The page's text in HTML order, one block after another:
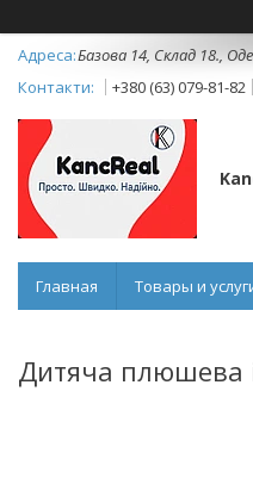
Базова 14, Склад 18.,
+380 (63) 079-81-82
Главная Товары и
Дитяча плюшева